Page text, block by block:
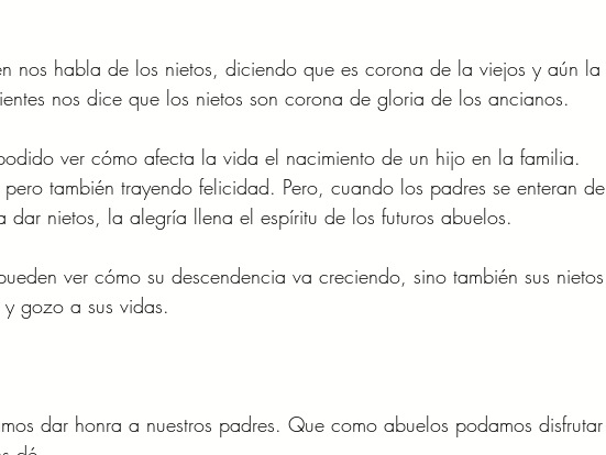
nos habla de los nietos, diciendo que es corona de la viejos y aún la
nos dice que los nietos son corona de gloria de los ancianos.
ver cómo afecta la vida el nacimiento de un hijo en la familia.
también trayendo felicidad. Pero, cuando los padres se enteran de
dar nietos, la alegría llena el espíritu de los futuros abuelos.
ver cómo su descendencia va creciendo, sino también sus nietos
gozo a sus vidas.
dar honra a nuestros padres. Que como abuelos podamos disfrutar